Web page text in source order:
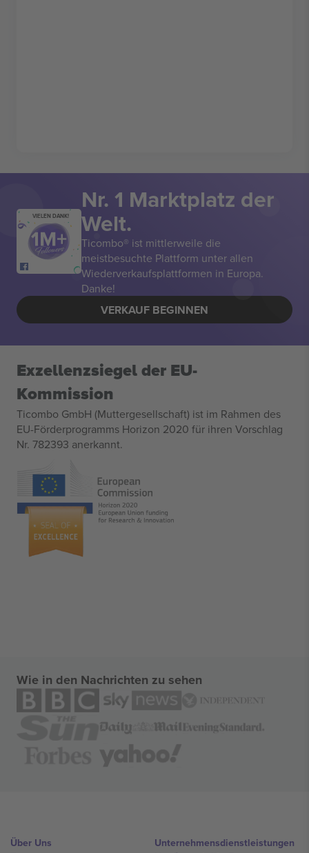
VIELEN DANK!
Nr. 1 Marktplatz der
Welt.
Ticombo® ist mittlerweile die
meistbesuchte Plattform unter allen
Wiederverkaufsplattformen in Europa.
Danke!
VERKAUF BEGINNEN
Exzellenzsiegel der EU-
Kommission
Ticombo GmbH (Muttergesellschaft) ist im Rahmen des
EU-Förderprogramms Horizon 2020 für ihren Vorschlag
Nr. 782393 anerkannt.
Wie in den Nachrichten zu sehen
Über Uns
Unternehmensdienstleistungen